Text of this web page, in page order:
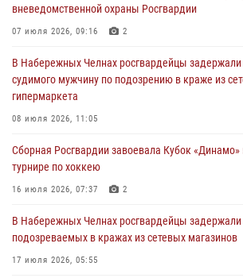
В Нижнекамске сотрудники Росгвардии
23 июля 2026, 06:47
В Казани Росгвардия приняла участие в
крестного хода и освящения храма
вневедомственной охраны Росгвардии
07 июля 2026, 09:16 2
В Набережных Челнах росгвардейцы
судимого мужчину по подозрению в краже из
гипермаркета
08 июля 2026, 11:05
Сборная Росгвардии завоевала Кубок «Динамо»
турнире по хоккею
16 июля 2026, 07:37 2
В Набережных Челнах росгвардейцы задержали
подозреваемых в кражах из сетевых магазинов
17 июля 2026, 05:55